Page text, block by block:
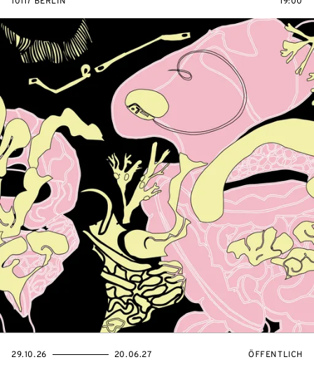
EVENTBEGINSON
29.10.26
EVENTENDSON 20.06.27 ÖFFENTLICH